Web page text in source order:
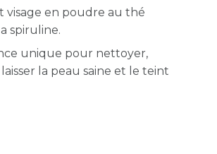
visage en poudre au thé
spiruline.
unique pour nettoyer,
la peau saine et le teint